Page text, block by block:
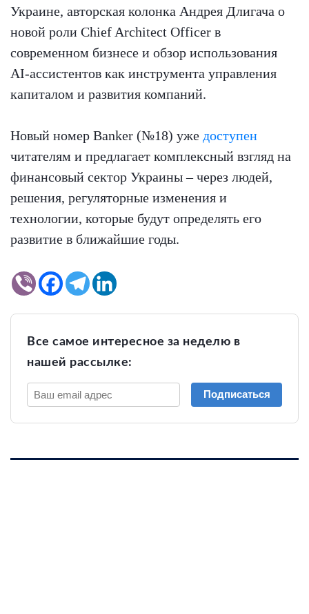
Украине, авторская колонка Андрея Длигача о
новой роли Chief Architect Officer в
современном бизнесе и обзор использования
AI-ассистентов как инструмента управления
капиталом и развития компаний.
Новый номер Banker (№18) уже доступен
читателям и предлагает комплексный взгляд на
финансовый сектор Украины – через людей,
решения, регуляторные изменения и
технологии, которые будут определять его
развитие в ближайшие годы.
Все самое интересное за неделю в
нашей рассылке:
Подписаться